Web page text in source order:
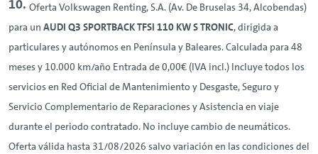
Oferta Volkswagen Renting, S.A. (Av. De Bruselas 34, Alcobendas)
para un AUDI Q3 SPORTBACK TFSI 110 KW S TRONIC, dirigida a
particulares y autónomos en Península y Baleares. Calculada para 48
meses y 10.000 km/año Entrada de 0,00€ (IVA incl.) Incluye todos los
servicios en Red Oficial de Mantenimiento y Desgaste, Seguro y
Servicio Complementario de Reparaciones y Asistencia en viaje
durante el periodo contratado. No incluye cambio de neumáticos.
Oferta válida hasta 31/08/2026 salvo variación en las condiciones del